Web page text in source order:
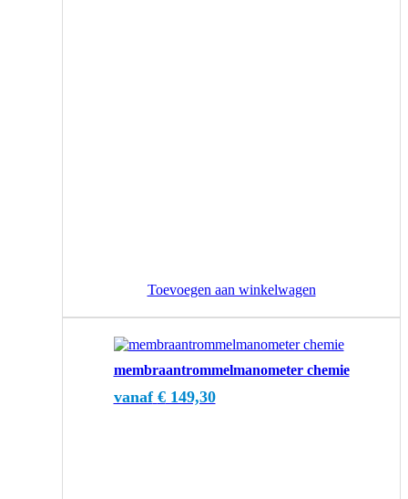
Toevoegen aan winkelwagen
membraantrommelmanometer chemie
vanaf €149,30
Dit
heeft